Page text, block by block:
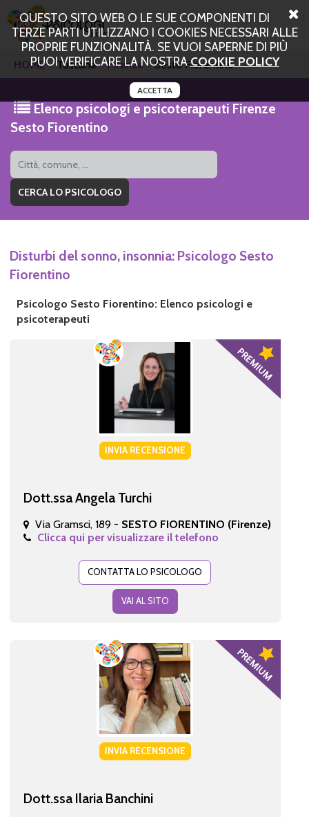
QUESTO SITO WEB O LE SUE COMPONENTI DI
TERZE PARTI UTILIZZANO I COOKIES NECESSARI ALLE
PROPRIE FUNZIONALITÀ. SE VUOI SAPERNE DI PIÙ
PUOI VERIFICARE LA NOSTRACOOKIE POLICY
ACCETTA
HOME Toscana Firenze Sesto Fiorentino
Elenco psicologi e psicoterapeuti Firenze
Sesto Fiorentino
Disturbi del sonno, insonnia: Psicologo Sesto
Fiorentino
Psicologo Sesto Fiorentino: Elenco psicologi e
psicoterapeuti
INVIA RECENSIONE
Dott.ssa Angela Turchi
Via Gramsci, 189 - SESTO FIORENTINO (Firenze)
Clicca qui per visualizzare il telefono
CONTATTA LO PSICOLOGO
VAI AL SITO
INVIA RECENSIONE
Dott.ssa Ilaria Banchini